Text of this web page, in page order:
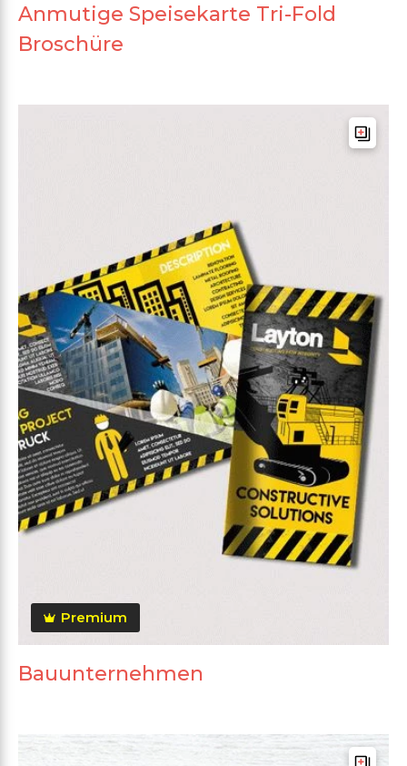
Anmutige Speisekarte Tri-Fold
Broschüre
Premium
Bauunternehmen